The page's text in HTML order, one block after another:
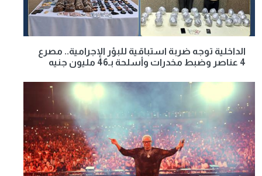
الداخلية توجه ضربة استباقية للبؤر الإجرامية.. مصرع
4 عناصر وضبط مخدرات وأسلحة بـ46 مليون جنيه